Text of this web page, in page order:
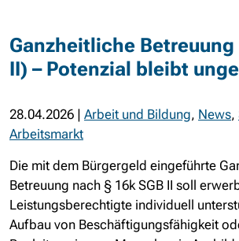
Ganzheitliche Betreuung
II) – Potenzial bleibt
28.04.2026 | Arbeit und Bildung, News,
Arbeitsmarkt
Die mit dem Bürgergeld eingeführte
Betreuung nach § 16k SGB II soll
Leistungsberechtigte individuell
Aufbau von Beschäftigungsfähigkeit